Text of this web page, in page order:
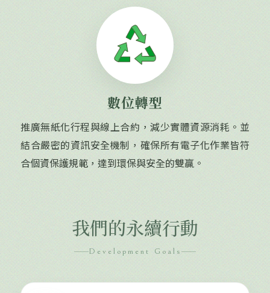
數位轉型
推廣無紙化行程與線上合約，減少實體資源消耗。並
結合嚴密的資訊安全機制，確保所有電子化作業皆符
合個資保護規範，達到環保與安全的雙贏。
我們的永續行動
Development Goals